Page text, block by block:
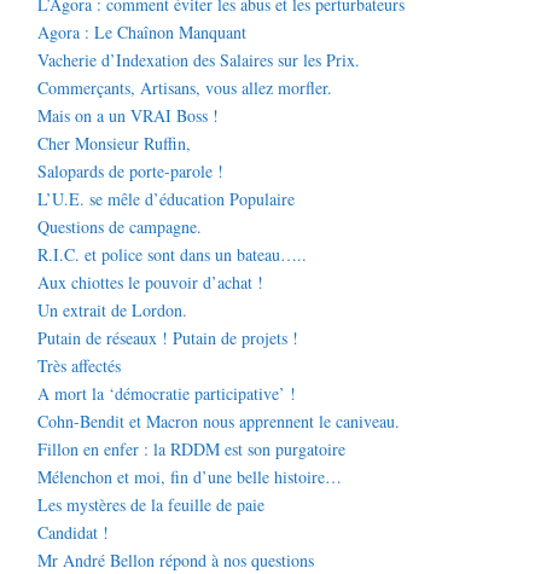
Agora : Le Chaînon Manquant
Vacherie d’Indexation des Salaires sur les Prix.
Commerçants, Artisans, vous allez morfler.
Mais on a un VRAI Boss !
Cher Monsieur Ruffin,
Salopards de porte-parole !
L’U.E. se mêle d’éducation Populaire
Questions de campagne.
R.I.C. et police sont dans un bateau…..
Aux chiottes le pouvoir d’achat !
Un extrait de Lordon.
Putain de réseaux ! Putain de projets !
Très affectés
A mort la ‘démocratie participative’ !
Cohn-Bendit et Macron nous apprennent le caniveau.
Fillon en enfer : la RDDM est son purgatoire
Mélenchon et moi, fin d’une belle histoire…
Les mystères de la feuille de paie
Candidat !
Mr André Bellon répond à nos questions